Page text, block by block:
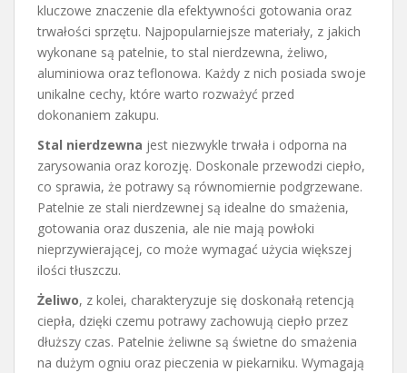
kluczowe znaczenie dla efektywności gotowania oraz
trwałości sprzętu. Najpopularniejsze materiały, z jakich
wykonane są patelnie, to stal nierdzewna, żeliwo,
aluminiowa oraz teflonowa. Każdy z nich posiada swoje
unikalne cechy, które warto rozważyć przed
dokonaniem zakupu.
Stal nierdzewna jest niezwykle trwała i odporna na
zarysowania oraz korozję. Doskonale przewodzi ciepło,
co sprawia, że potrawy są równomiernie podgrzewane.
Patelnie ze stali nierdzewnej są idealne do smażenia,
gotowania oraz duszenia, ale nie mają powłoki
nieprzywierającej, co może wymagać użycia większej
ilości tłuszczu.
Żeliwo, z kolei, charakteryzuje się doskonałą retencją
ciepła, dzięki czemu potrawy zachowują ciepło przez
dłuższy czas. Patelnie żeliwne są świetne do smażenia
na dużym ogniu oraz pieczenia w piekarniku. Wymagają